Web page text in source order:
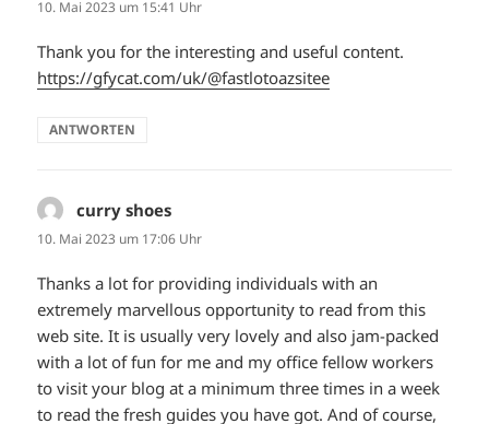
10. Mai 2023 um 15:41 Uhr
Thank you for the interesting and useful content.
https://gfycat.com/uk/@fastlotoazsitee
ANTWORTEN
curry shoes
10. Mai 2023 um 17:06 Uhr
Thanks a lot for providing individuals with an
extremely marvellous opportunity to read from this
web site. It is usually very lovely and also jam-packed
with a lot of fun for me and my office fellow workers
to visit your blog at a minimum three times in a week
to read the fresh guides you have got. And of course,